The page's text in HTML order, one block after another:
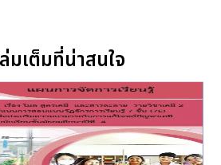
มเต็มที่น่าสนใจ